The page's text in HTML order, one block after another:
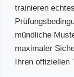
trainieren
mündliche
maximaler
Ihren offiziellen